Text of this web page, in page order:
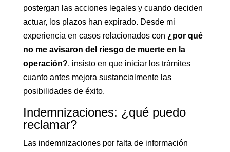
postergan las acciones legales y cuando deciden
actuar, los plazos han expirado. Desde mi
experiencia en casos relacionados con ¿por qué
no me avisaron del riesgo de muerte en la
operación?, insisto en que iniciar los trámites
cuanto antes mejora sustancialmente las
posibilidades de éxito.
Indemnizaciones: ¿qué puedo
reclamar?
Las indemnizaciones por falta de información